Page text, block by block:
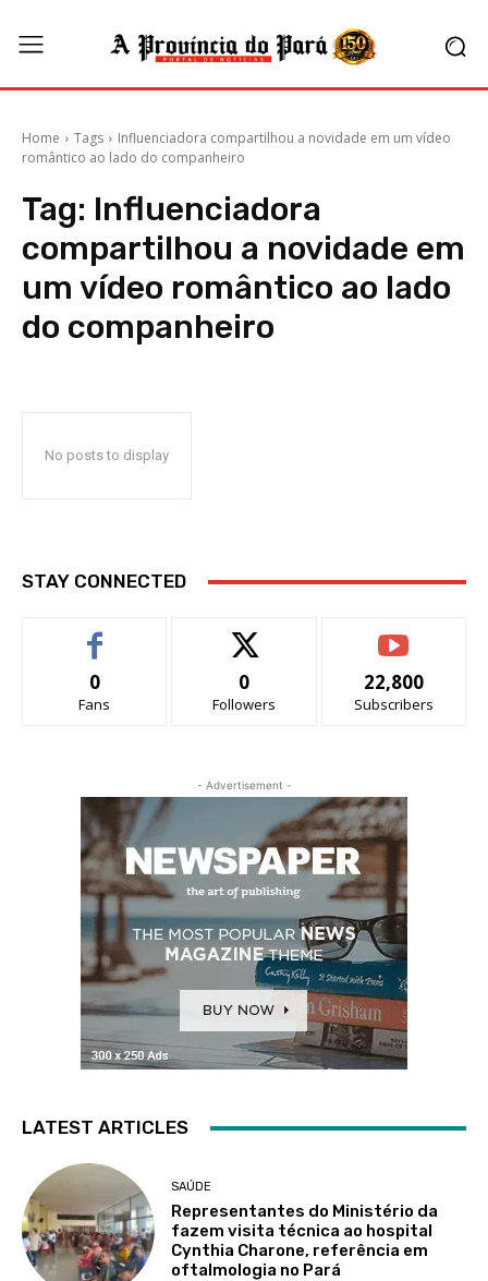
Home Tags
Influenciadora compartilhou a novidade em um vídeo
romântico ao lado do companheiro
Tag: Influenciadora
compartilhou a novidade em
um vídeo romântico ao lado
do companheiro
No posts to display
STAY CONNECTED
0
Fans
0
Followers
22,800
Subscribers
- Advertisement -
LATEST ARTICLES
SAÚDE
Representantes do Ministério da
fazem visita técnica ao hospital
Cynthia Charone, referência em
oftalmologia no Pará